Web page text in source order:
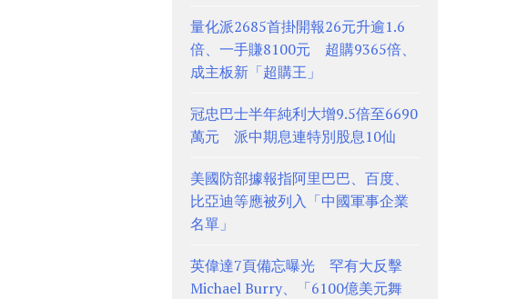
量化派2685首掛開報26元升逾1.6
倍、一手賺8100元 超購9365倍、
成主板新「超購王」
冠忠巴士半年純利大增9.5倍至6690
萬元 派中期息連特別股息10仙
美國防部據報指阿里巴巴、百度、
比亞迪等應被列入「中國軍事企業
名單」
英偉達7頁備忘曝光 罕有大反擊
Michael Burry、「6100億美元舞